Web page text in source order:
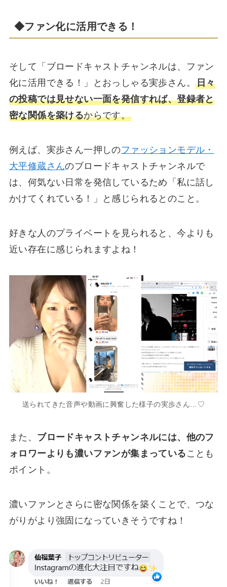
◆ファン化に活用できる！
そして「ブロードキャストチャンネルは、ファン
化に活用できる！」とおっしゃる実歩さん。 日々
の投稿では見せない一面を発信すれば、登録者と
密な関係を築けるからです。
例えば、実歩さん一押しのファッションモデル・
大平修蔵さんのブロードキャストチャンネルで
は、何気ない日常を発信しているため「私に話し
かけてくれている！」と感じられるとのこと。
好きな人のプライベートを見られると、今よりも
近い存在に感じられますよね！
送られてきた音声や動画に興奮した様子の実歩さん…♡
また、 ブロードキャストチャンネルには、他のフ
ォロワーよりも濃いファンが集まっている ことも
ポイント。
濃いファンとさらに密な関係を築くことで、つな
がりがより強固になっていきそうですね！